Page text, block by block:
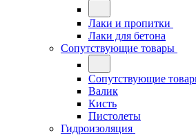
Лаки и пропитки
Лаки для бетона
Сопутствующие товары
Сопутствующие
Валик
Кисть
Пистолеты
Гидроизоляция